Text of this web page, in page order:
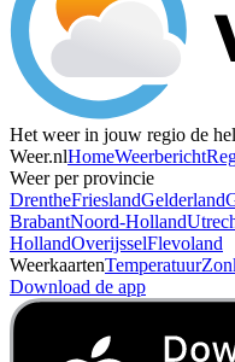
Het weer in jouw regio de
Weer.nlHomeWeerbericht
Weer per provincie
DrentheFrieslandGelderland
BrabantNoord-Holland
HollandOverijsselFlevoland
WeerkaartenTemperatuur
Download de app